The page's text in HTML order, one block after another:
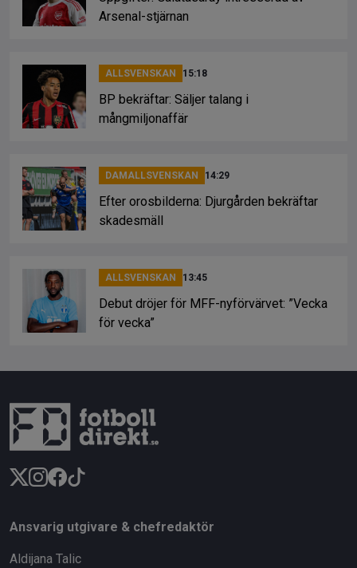
Arsenal-stjärnan
ALLSVENSKAN 15:18
BP bekräftar: Säljer talang i
mångmiljonaffär
DAMALLSVENSKAN 14:29
Efter orosbilderna: Djurgården bekräftar
skadesmäll
ALLSVENSKAN 13:45
Debut dröjer för MFF-nyförvärvet: ”Vecka
för vecka”
Ansvarig utgivare & chefredaktör
Aldijana Talic